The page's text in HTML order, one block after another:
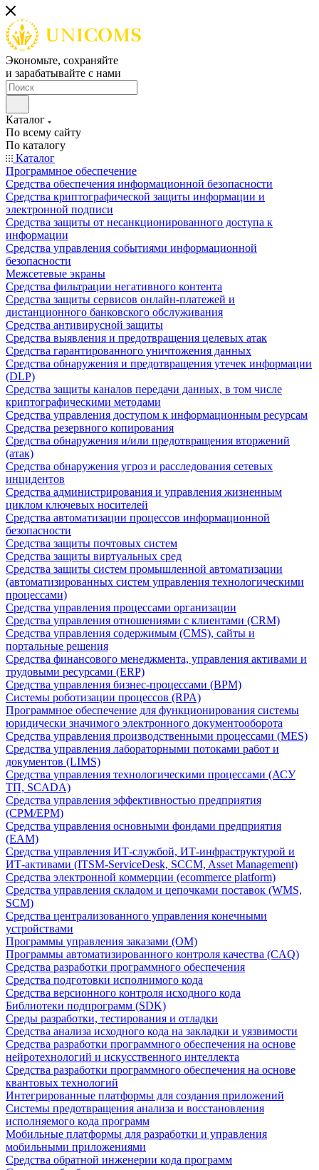
Экономьте, сохраняйте
и зарабатывайте с нами
Каталог
По всему сайту
По каталогу
Каталог
Программное обеспечение
Средства обеспечения информационной безопасности
Средства криптографической защиты информации и
электронной подписи
Средства защиты от несанкционированного доступа к
информации
Средства управления событиями информационной
безопасности
Межсетевые экраны
Средства фильтрации негативного контента
Средства защиты сервисов онлайн-платежей и
дистанционного банковского обслуживания
Средства антивирусной защиты
Средства выявления и предотвращения целевых атак
Средства гарантированного уничтожения данных
Средства обнаружения и предотвращения утечек информации
(DLP)
Средства защиты каналов передачи данных, в том числе
криптографическими методами
Средства управления доступом к информационным ресурсам
Средства резервного копирования
Средства обнаружения и/или предотвращения вторжений
(атак)
Средства обнаружения угроз и расследования сетевых
инцидентов
Средства администрирования и управления жизненным
циклом ключевых носителей
Средства автоматизации процессов информационной
безопасности
Средства защиты почтовых систем
Средства защиты виртуальных сред
Средства защиты систем промышленной автоматизации
(автоматизированных систем управления технологическими
процессами)
Средства управления процессами организации
Средства управления отношениями с клиентами (CRM)
Средства управления содержимым (CMS), сайты и
портальные решения
Средства финансового менеджмента, управления активами и
трудовыми ресурсами (ERP)
Средства управления бизнес-процессами (BPM)
Системы роботизации процессов (RPA)
Программное обеспечение для функционирования системы
юридически значимого электронного документооборота
Средства управления производственными процессами (MES)
Средства управления лабораторными потоками работ и
документов (LIMS)
Средства управления технологическими процессами (АСУ
ТП, SCADA)
Средства управления эффективностью предприятия
(CPM/EPM)
Средства управления основными фондами предприятия
(EAM)
Средства управления ИТ-службой, ИТ-инфраструктурой и
ИТ-активами (ITSM-ServiceDesk, SCCM, Asset Management)
Средства электронной коммерции (ecommerce platform)
Средства управления складом и цепочками поставок (WMS,
SCM)
Средства централизованного управления конечными
устройствами
Программы управления заказами (OM)
Программы автоматизированного контроля качества (CAQ)
Средства разработки программного обеспечения
Средства подготовки исполнимого кода
Средства версионного контроля исходного кода
Библиотеки подпрограмм (SDK)
Среды разработки, тестирования и отладки
Средства анализа исходного кода на закладки и уязвимости
Средства разработки программного обеспечения на основе
нейротехнологий и искусственного интеллекта
Средства разработки программного обеспечения на основе
квантовых технологий
Интегрированные платформы для создания приложений
Системы предотвращения анализа и восстановления
исполняемого кода программ
Мобильные платформы для разработки и управления
мобильными приложениями
Средства обратной инженерии кода программ